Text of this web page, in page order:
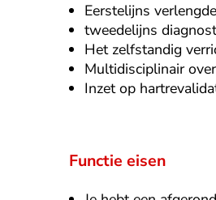
Eerstelijns
tweedelijns
Het zelfstandig
Multidisciplinair
Inzet op
Functie eisen